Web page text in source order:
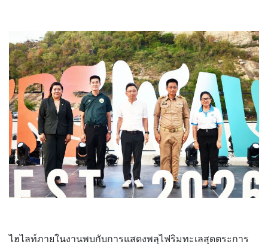
ไฮไลท์ภายในงานพบกับการแสดงพลุไฟริมทะเลสุดตระการ